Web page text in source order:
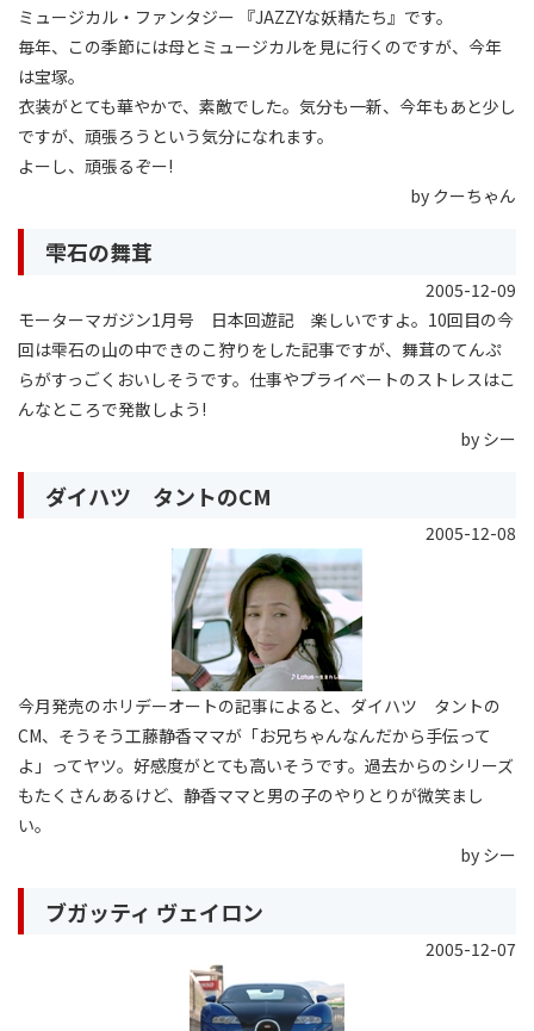
ミュージカル・ファンタジー 『JAZZYな妖精たち』です。
毎年、この季節には母とミュージカルを見に行くのですが、今年
は宝塚。
衣装がとても華やかで、素敵でした。気分も一新、今年もあと少し
ですが、頑張ろうという気分になれます。
よーし、頑張るぞー!
by クーちゃん
雫石の舞茸
2005-12-09
モーターマガジン1月号 日本回遊記 楽しいですよ。10回目の今
回は雫石の山の中できのこ狩りをした記事ですが、舞茸のてんぷ
らがすっごくおいしそうです。仕事やプライベートのストレスはこ
んなところで発散しよう!
by シー
ダイハツ タントのCM
2005-12-08
今月発売のホリデーオートの記事によると、ダイハツ タントの
CM、そうそう工藤静香ママが「お兄ちゃんなんだから手伝って
よ」ってヤツ。好感度がとても高いそうです。過去からのシリーズ
もたくさんあるけど、静香ママと男の子のやりとりが微笑まし
い。
by シー
ブガッティ ヴェイロン
2005-12-07